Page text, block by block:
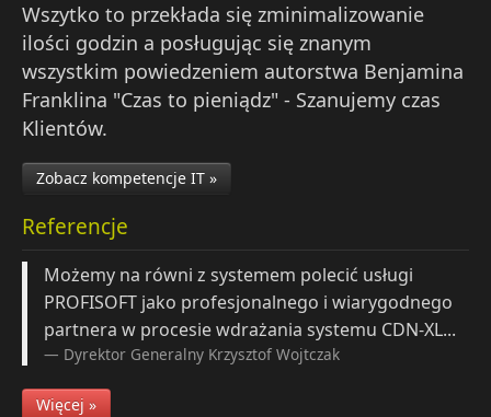
Wszytko to przekłada się zminimalizowanie
ilości godzin a posługując się znanym
wszystkim powiedzeniem autorstwa Benjamina
Franklina "Czas to pieniądz" - Szanujemy czas
Klientów.
Zobacz kompetencje IT »
Referencje
Możemy na równi z systemem polecić usługi
PROFISOFT jako profesjonalnego i wiarygodnego
partnera w procesie wdrażania systemu CDN-XL...
Dyrektor Generalny Krzysztof Wojtczak
Więcej »